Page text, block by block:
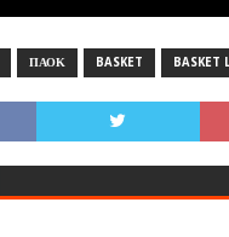
ΠΑΟΚ BASKET BASKET